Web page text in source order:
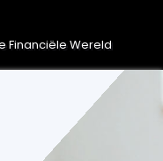
Financiële Wereld